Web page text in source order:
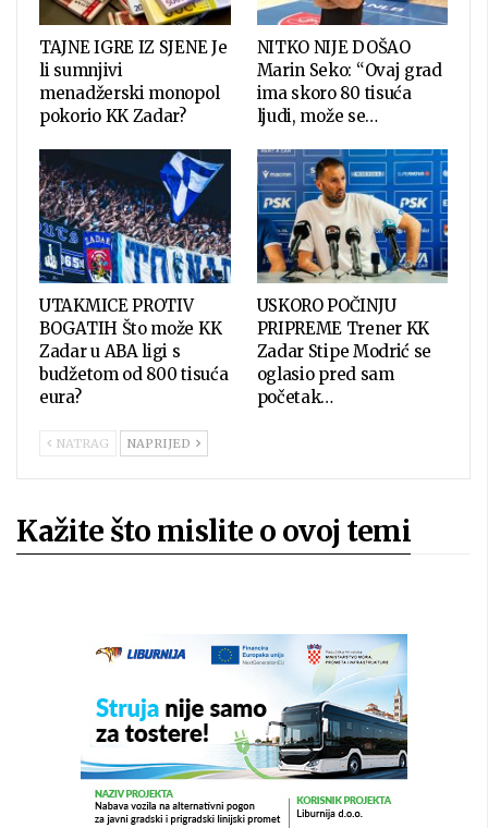
TAJNE IGRE IZ SJENE Je
li sumnjivi
menadžerski monopol
pokorio KK Zadar?
NITKO NIJE DOŠAO
Marin Seko: “Ovaj grad
ima skoro 80 tisuća
ljudi, može se…
UTAKMICE PROTIV
BOGATIH Što može KK
Zadar u ABA ligi s
budžetom od 800 tisuća
eura?
USKORO POČINJU
PRIPREME Trener KK
Zadar Stipe Modrić se
oglasio pred sam
početak…
NATRAG NAPRIJED
Kažite što mislite o ovoj temi